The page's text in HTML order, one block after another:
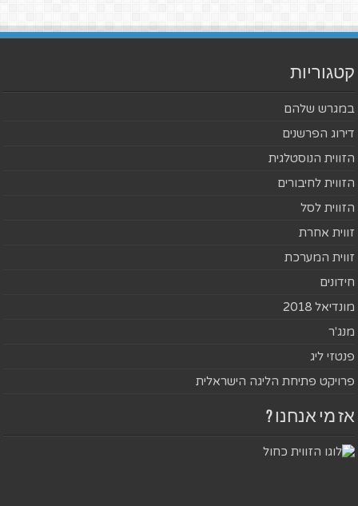
קטגוריות
במגרש שלהם
דירוג הפרשנים
הזווית הנוסטלגית
הזווית לחיבורים
הזווית לסל
זווית אחרת
זווית המערכת
חידונים
מונדיאל 2018
מנג'ר
פנטזי ליג
פרויקט פתיחת הליגה הישראלית
אז מי אנחנו ?